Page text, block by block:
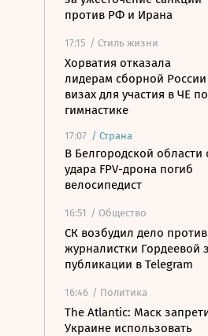
против РФ и Ирана
17:15 / Стиль жизни
Хорватия отказала
лидерам сборной
визах для участия в ЧЕ по
гимнастике
17:07 / Страна
В Белгородской области
удара FPV-дрона погиб
велосипедист
16:51 / Общество
СК возбудил дело против
журналистки Гордеевой
публикации в Telegram
16:46 / Политика
The Atlantic: Маск
Украине использовать